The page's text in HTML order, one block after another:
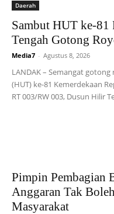
Daerah
Sambut HUT ke-
Tengah Gotong
Media7 - Agustus 8, 2026
LANDAK – Semangat
(HUT) ke-81 Kemerdekaan
RT 003/RW 003, Dusun Hilir
Pimpin Pembagian
Anggaran Tak
Masyarakat